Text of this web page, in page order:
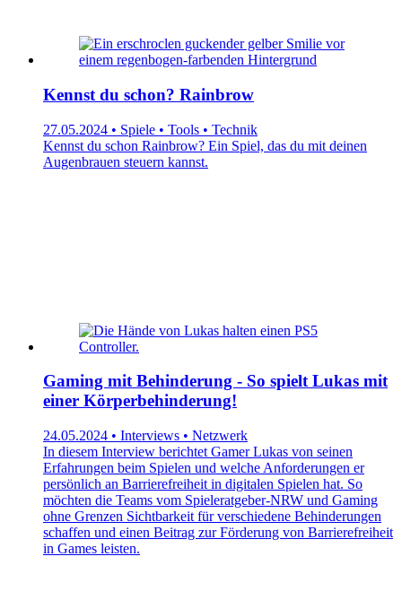
Kennst du schon? Rainbrow
27.05.2024 • Spiele • Tools • Technik
Kennst du schon Rainbrow? Ein Spiel, das du mit deinen
Augenbrauen steuern kannst.
Gaming mit Behinderung - So spielt Lukas mit
einer Körperbehinderung!
24.05.2024 • Interviews • Netzwerk
In diesem Interview berichtet Gamer Lukas von seinen
Erfahrungen beim Spielen und welche Anforderungen er
persönlich an Barrierefreiheit in digitalen Spielen hat. So
möchten die Teams vom Spieleratgeber-NRW und Gaming
ohne Grenzen Sichtbarkeit für verschiedene Behinderungen
schaffen und einen Beitrag zur Förderung von Barrierefreiheit
in Games leisten.